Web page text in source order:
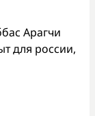
Арагчи
для россии,